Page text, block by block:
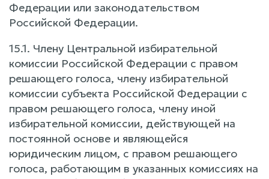
Федерации или законодательством
Российской Федерации.
15.1. Члену Центральной избирательной
комиссии Российской Федерации с правом
решающего голоса, члену избирательной
комиссии субъекта Российской Федерации с
правом решающего голоса, члену иной
избирательной комиссии, действующей на
постоянной основе и являющейся
юридическим лицом, с правом решающего
голоса, работающим в указанных комиссиях на